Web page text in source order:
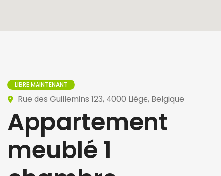
LIBRE MAINTENANT
Rue des Guillemins 123, 4000 Liège, Belgique
Appartement
meublé 1